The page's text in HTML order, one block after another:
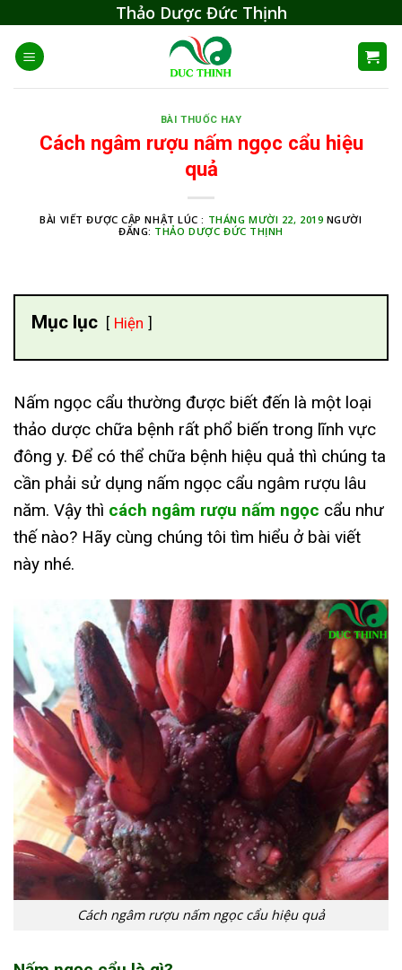
content
Thảo Dược Đức Thịnh
BÀI THUỐC HAY
Cách ngâm rượu nấm ngọc cẩu hiệu
quả
BÀI VIẾT ĐƯỢC CẬP NHẬT LÚC : THÁNG MƯỜI 22, 2019 NGƯỜI
ĐĂNG: THẢO DƯỢC ĐỨC THỊNH
Mục lục Hiện
Nấm ngọc cẩu thường được biết đến là một loại
thảo dược chữa bệnh rất phổ biến trong lĩnh vực
đông y. Để có thể chữa bệnh hiệu quả thì chúng ta
cần phải sử dụng nấm ngọc cẩu ngâm rượu lâu
năm. Vậy thì cách ngâm rượu nấm ngọc cẩu như
thế nào? Hãy cùng chúng tôi tìm hiểu ở bài viết
này nhé.
Cách ngâm rượu nấm ngọc cẩu hiệu quả